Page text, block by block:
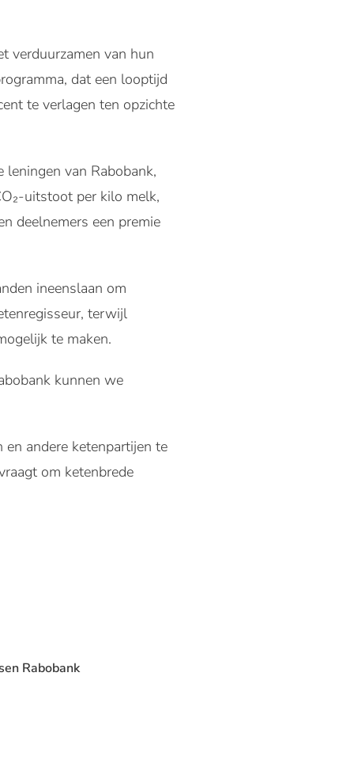
verduurzamen van hun
dat een looptijd
te verlagen ten opzichte
van Rabobank,
uitstoot per kilo melk,
deelnemers een premie
ineenslaan om
terwijl
te maken.
kunnen we
andere ketenpartijen te
om ketenbrede
Rabobank